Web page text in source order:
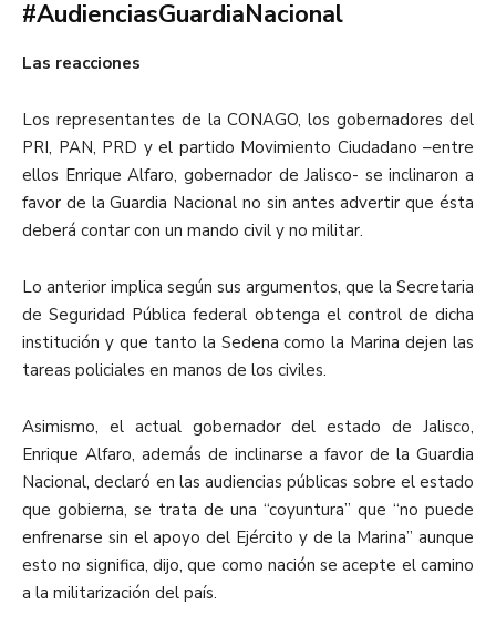
#AudienciasGuardiaNacional
Las reacciones
Los representantes de la CONAGO, los gobernadores del
PRI, PAN, PRD y el partido Movimiento Ciudadano –entre
ellos Enrique Alfaro, gobernador de Jalisco- se inclinaron a
favor de la Guardia Nacional no sin antes advertir que ésta
deberá contar con un mando civil y no militar.
Lo anterior implica según sus argumentos, que la Secretaria
de Seguridad Pública federal obtenga el control de dicha
institución y que tanto la Sedena como la Marina dejen las
tareas policiales en manos de los civiles.
Asimismo, el actual gobernador del estado de Jalisco,
Enrique Alfaro, además de inclinarse a favor de la Guardia
Nacional, declaró en las audiencias públicas sobre el estado
que gobierna, se trata de una “coyuntura” que “no puede
enfrenarse sin el apoyo del Ejército y de la Marina” aunque
esto no significa, dijo, que como nación se acepte el camino
a la militarización del país.